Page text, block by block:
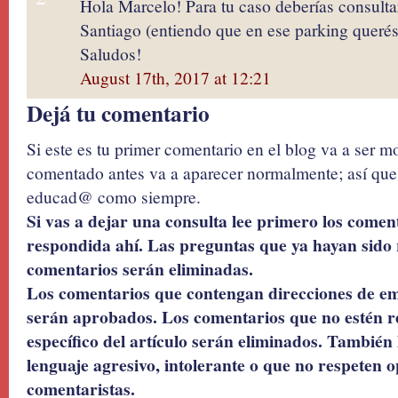
Hola Marcelo! Para tu caso deberías
Santiago (entiendo que en ese parking
Saludos!
August 17th, 2017 at 12:21
Dejá tu comentario
Si este es tu primer comentario en el blog va a ser
comentado antes va a aparecer normalmente; así
educad@ como siempre.
Si vas a dejar una consulta lee primero los
respondida ahí. Las preguntas que ya hayan
comentarios serán eliminadas.
Los comentarios que contengan direcciones de
serán aprobados. Los comentarios que no estén
específico del artículo serán eliminados.
lenguaje agresivo, intolerante o que no respeten
comentaristas.